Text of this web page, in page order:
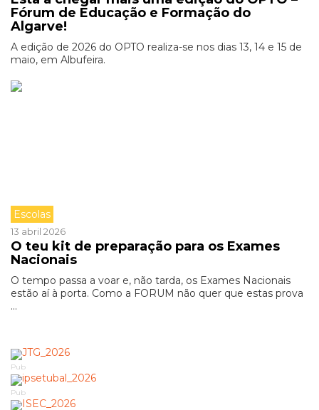
Fórum de Educação e Formação do
Algarve!
A edição de 2026 do OPTO realiza-se nos dias 13, 14 e 15 de
maio, em Albufeira.
Escolas
13 abril 2026
O teu kit de preparação para os Exames
Nacionais
O tempo passa a voar e, não tarda, os Exames Nacionais
estão aí à porta. Como a FORUM não quer que estas prova
...
Pub
Pub